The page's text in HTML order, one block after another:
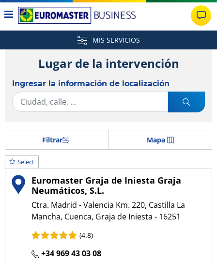
MIS SERVICIOS
Lugar de la intervención
Ingresar la información de localización
Filtrar Mapa
Select
Euromaster Graja de Iniesta Graja
Neumáticos, S.L.
Ctra. Madrid - Valencia Km. 220, Castilla La
Mancha, Cuenca, Graja de Iniesta - 16251
(4.8)
+34 969 43 03 08